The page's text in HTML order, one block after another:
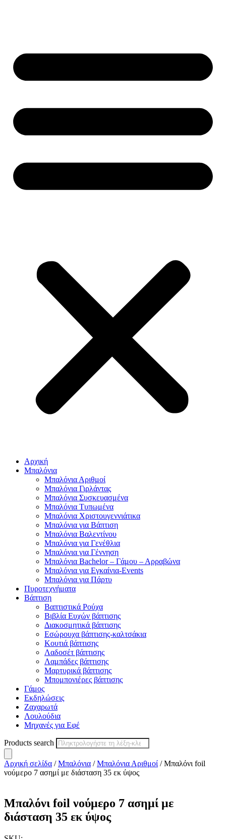
Αρχική
Μπαλόνια
Μπαλόνια Αριθμοί
Μπαλόνια Γιρλάντας
Μπαλόνια Συσκευασμένα
Μπαλόνια Τυπωμένα
Μπαλόνια Χριστουγεννιάτικα
Μπαλόνια για Βάπτιση
Μπαλόνια Βαλεντίνου
Μπαλόνια για Γενέθλια
Μπαλόνια για Γέννηση
Μπαλόνια Bachelor – Γάμου – Αρραβώνα
Μπαλόνια για Εγκαίνια-Events
Μπαλόνια για Πάρτυ
Πυροτεχνήματα
Βάπτιση
Βαπτιστικά Ρούχα
Βιβλία Ευχών βάπτισης
Διακοσμητικά βάπτισης
Εσώρουχα βάπτισης-καλτσάκια
Κουτιά βάπτισης
Λαδοσέτ βάπτισης
Λαμπάδες βάπτισης
Μαρτυρικά βάπτισης
Μπομπονιέρες βάπτισης
Γάμος
Εκδηλώσεις
Ζαχαρωτά
Λουλούδια
Μηχανές για Εφέ
Products search
Αρχική σελίδα /Μπαλόνια /Μπαλόνια Αριθμοί / Μπαλόνι foil
νούμερο 7 ασημί με διάσταση 35 εκ ύψος
Μπαλόνι foil νούμερο 7 ασημί με
διάσταση 35 εκ ύψος